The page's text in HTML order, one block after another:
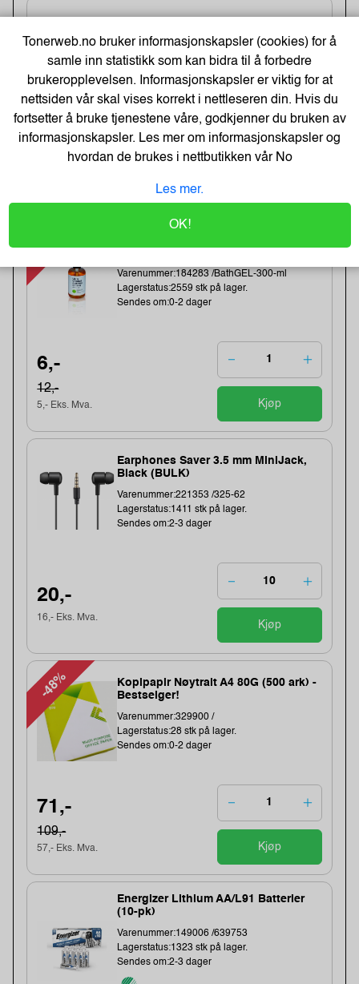
Varenummer:225034 /7100296531
Lagerstatus:552 stk på lager.
Sendes om:2-3 dager
-48%
Varenummer:184283 /BathGEL-300-ml
Lagerstatus:2559 stk på lager.
Sendes om:0-2 dager
6,-
12,-
5,- Eks. Mva. Kjøp
Earphones Saver 3.5 mm MiniJack,
Black (BULK)
Varenummer:221353 /325-62
Lagerstatus:1411 stk på lager.
Sendes om:2-3 dager
20,-
16,- Eks. Mva.
Kjøp
-48%
Kopipapir Nøytralt A4 80G (500 ark) -
Bestselger!
Varenummer:329900 /
Lagerstatus:28 stk på lager.
Sendes om:0-2 dager
71,-
109,-
57,- Eks. Mva. Kjøp
Energizer Lithium AA/L91 Batterier
(10-pk)
Varenummer:149006 /639753
Lagerstatus:1323 stk på lager.
Sendes om:2-3 dager
Tonerweb.no bruker informasjonskapsler (cookies) for å
samle inn statistikk som kan bidra til å forbedre
brukeropplevelsen. Informasjonskapsler er viktig for at
nettsiden vår skal vises korrekt i nettleseren din. Hvis du
fortsetter å bruke tjenestene våre, godkjenner du bruken av
informasjonskapsler. Les mer om informasjonskapsler og
hvordan de brukes i nettbutikken vårNo
Les mer.
OK!